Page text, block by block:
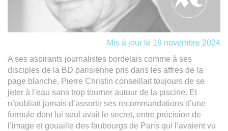
Mis à jour le 19 novembre 2024
A ses aspirants journalistes bordelais comme à ses
disciples de la BD parisienne pris dans les affres de la
page blanche, Pierre Christin conseillait toujours de se
jeter à l’eau sans trop tourner autour de la piscine. Et
n’oubliait jamais d’assortir ses recommandations d’une
formule dont lui seul avait le secret, entre précision de
l’image et gouaille des faubourgs de Paris qui l’avaient vu